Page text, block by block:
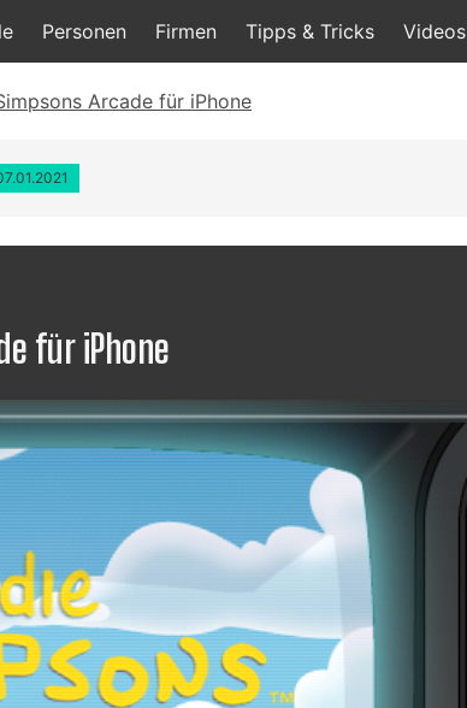
Personen Firmen Tipps & Tricks Videos
Arcade für iPhone
für iPhone